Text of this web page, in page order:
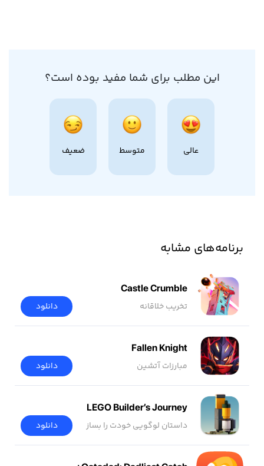
این مطلب برای شما مفید بوده است؟
عالی متوسط ضعیف
برنامه‌های مشابه
Castle Crumble
تخریب خلاقانه دانلود
Fallen Knight
مبارزات آتشین دانلود
LEGO Builder’s Journey
داستان لوگویی خودت را بساز دانلود